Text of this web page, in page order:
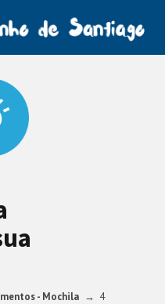
- Mochila
4